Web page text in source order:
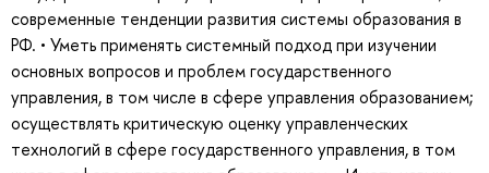
современные тенденции развития системы образования в
РФ. • Уметь применять системный подход при изучении
основных вопросов и проблем государственного
управления, в том числе в сфере управления образованием;
осуществлять критическую оценку управленческих
технологий в сфере государственного управления, в том